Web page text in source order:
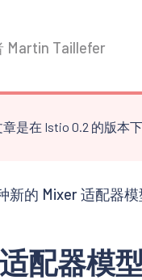
Martin Taillefer
是在 Istio 0.2 的版本
新的 Mixer 适配器
配器模